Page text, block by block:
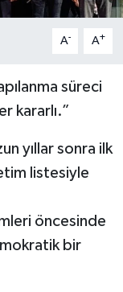
A- A+
süreci
kararlı.”
yıllar sonra ilk
listesiyle
öncesinde
bir